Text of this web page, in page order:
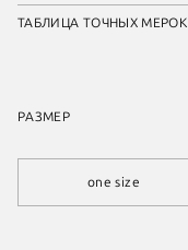
ТАБЛИЦА ТОЧНЫХ МЕРОК
РАЗМЕР
one size